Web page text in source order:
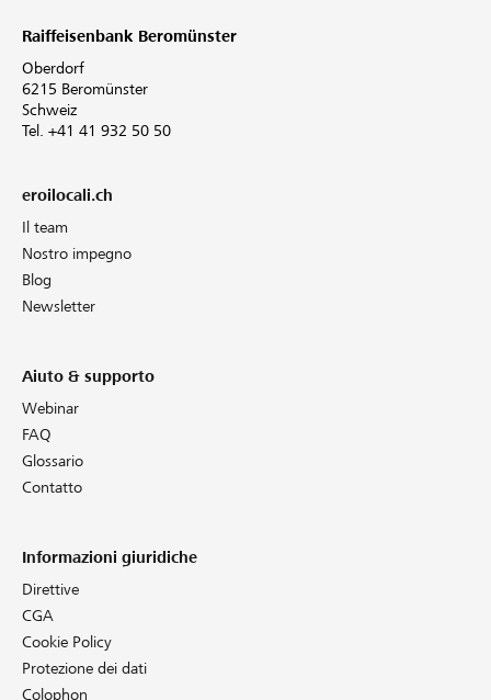
Raiffeisenbank Beromünster
Oberdorf
6215 Beromünster
Schweiz
Tel. +41 41 932 50 50
eroilocali.ch
Il team
Nostro impegno
Blog
Newsletter
Aiuto & supporto
Webinar
FAQ
Glossario
Contatto
Informazioni giuridiche
Direttive
CGA
Cookie Policy
Protezione dei dati
Colophon